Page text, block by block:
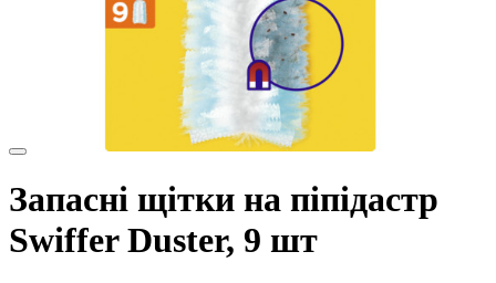
Запасні щітки на піпідастр
Swiffer Duster, 9 шт